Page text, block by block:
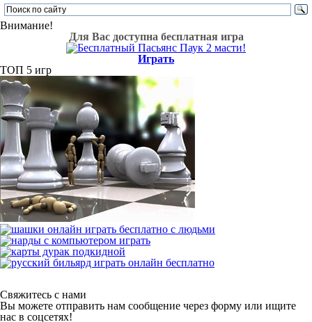
Внимание!
Для Вас доступна бесплатная игра
Играть
ТОП 5 игр
Свяжитесь с нами
Вы можете отправить нам сообщение через форму или ищите
нас в соцсетях!